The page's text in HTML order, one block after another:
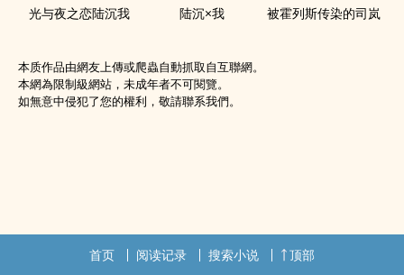
光与夜之恋陆沉我 陆沉×我 被霍列斯传染的司岚
本质作品由網友上傳或爬蟲自動抓取自互聯網。
本網為限制級網站，未成年者不可閱覽。
如無意中侵犯了您的權利，敬請聯系我們。
首页 阅读记录 搜索小说 顶部